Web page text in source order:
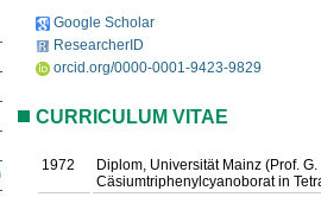
Google Scholar
ResearcherID
orcid.org/0000-0001-9423-9829
CURRICULUM VITAE
1972
Diplom, Universität Mainz (Prof.
Cäsiumtriphenylcyanoborat in